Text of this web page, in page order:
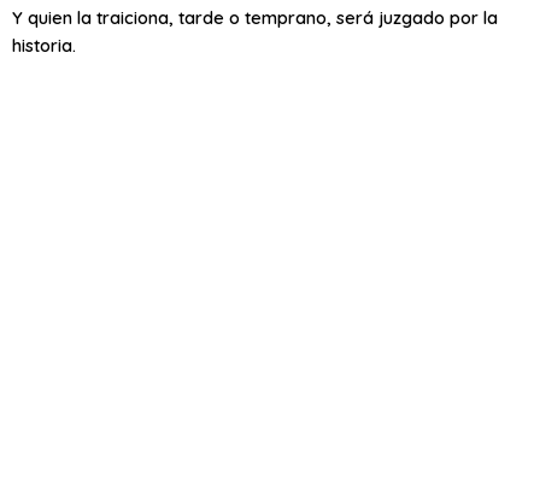
Y quien la traiciona, tarde o temprano, será juzgado por la
historia.